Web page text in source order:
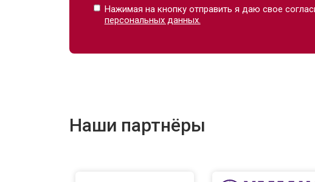
Нажимая на кнопку отправить я даю свое
персональных данных.
Наши партнёры